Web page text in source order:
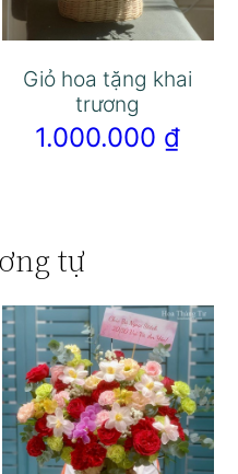
Giỏ hoa tặng khai
trương
1.000.000 ₫
tự